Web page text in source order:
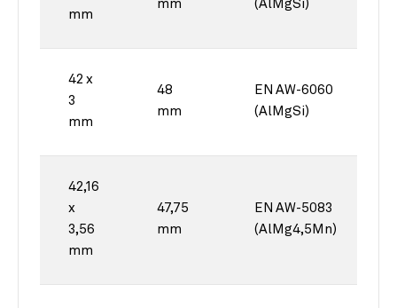
mm
mm (AlMgSi)
42 x
3
mm
48
mm
EN AW-6060
(AlMgSi)
42,16
x
3,56
mm
47,75
mm
EN AW-5083
(AlMg4,5Mn)